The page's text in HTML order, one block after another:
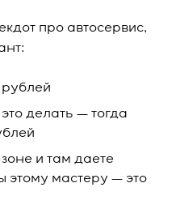
про автосервис,
делать — тогда
и там даете
этому мастеру — это